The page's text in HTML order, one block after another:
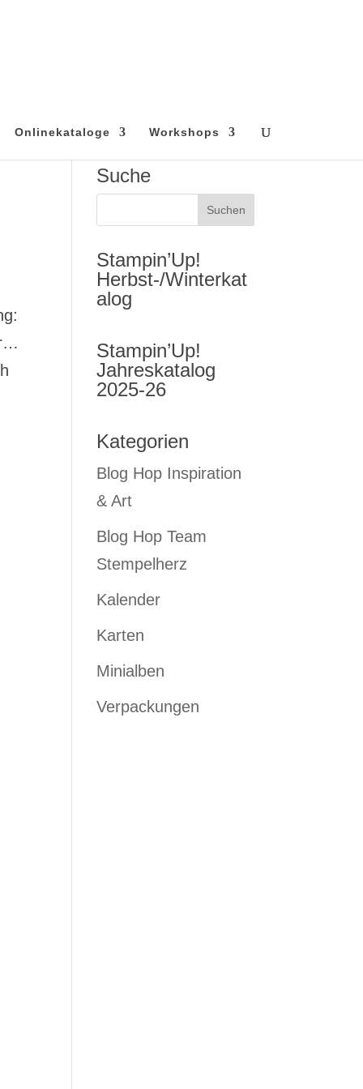
Onlinekataloge Workshops
Suche
Stampin’Up!
Herbst-/Winterkat
alog
Stampin’Up!
Jahreskatalog
2025-26
Kategorien
Blog Hop Inspiration
& Art
Blog Hop Team
Stempelherz
Kalender
Karten
Minialben
Verpackungen